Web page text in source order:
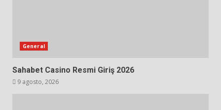
General
Sahabet Casino Resmi Giriş 2026
9 agosto, 2026